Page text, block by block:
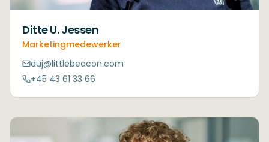
Ditte U. Jessen
Marketingmedewerker
duj@littlebeacon.com
+45 43 61 33 66